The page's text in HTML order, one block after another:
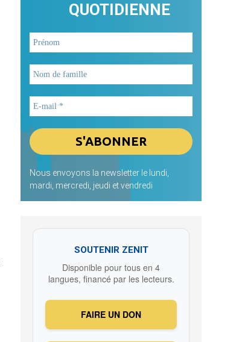
QUOTIDIENNE
Nous envoyons la newsletter le lundi,
mardi, mercredi, jeudi et vendredi
SOUTENIR ZENIT
Disponible pour tous en 4
langues, financé par les lecteurs.
FAIRE UN DON